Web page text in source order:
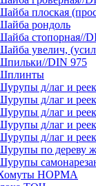
плоская
рондоль
стопорная//
увелич,
DIN 975
д/лаг и
д/лаг и
д/лаг и
д/лаг и
д/лаг и
по дереву
НОРМА